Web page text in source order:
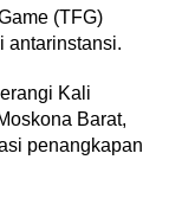
(TFG)
antarinstansi.
Kali
Barat,
penangkapan